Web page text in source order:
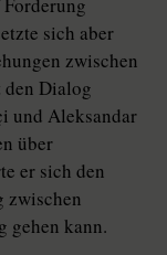
sich aber
zwischen
den Dialog
und Alek­sandar
über
er sich den
zwischen
gehen kann.